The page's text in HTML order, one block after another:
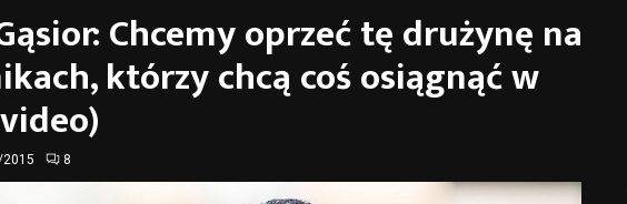
Chcemy oprzeć tę drużynę na
którzy chcą coś osiągnąć w
8